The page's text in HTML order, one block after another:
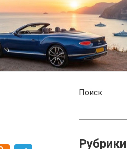
Поиск
Рубрики